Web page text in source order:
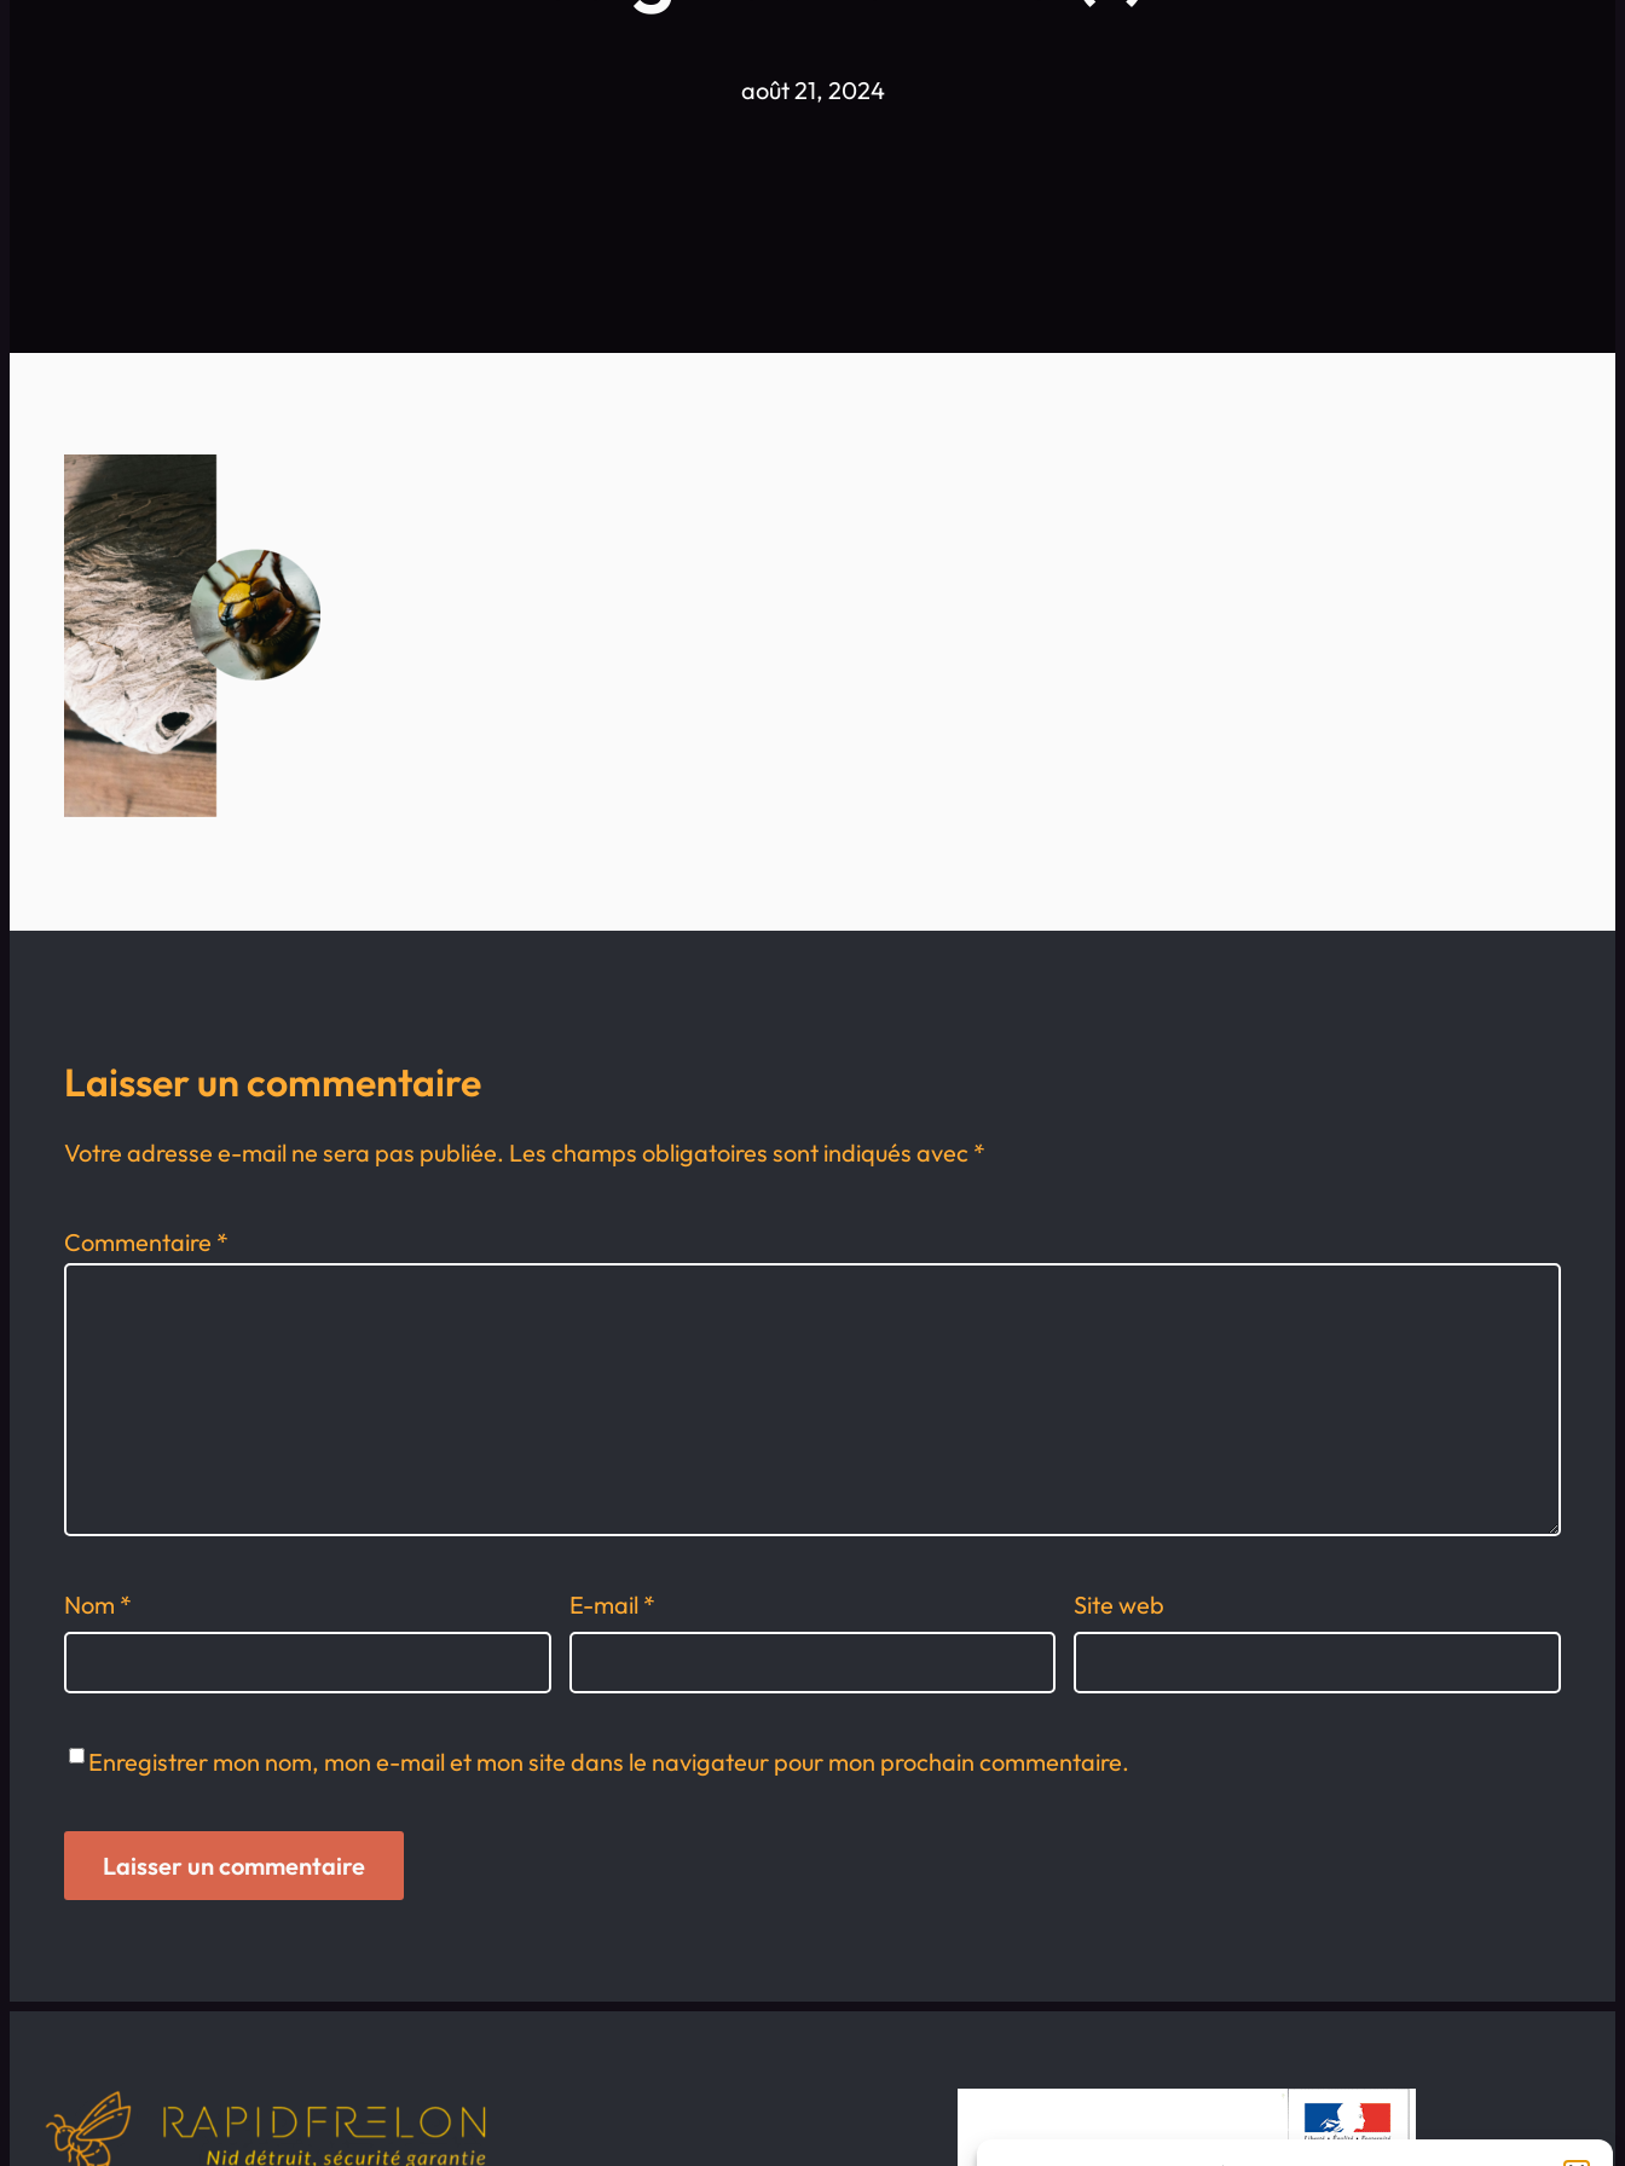
août 21, 2024
Laisser un commentaire
Votre adresse e-mail ne sera pas publiée. Les champs obligatoires sont indiqués avec *
Commentaire *
Nom * E-mail * Site web
Enregistrer mon nom, mon e-mail et mon site dans le navigateur pour mon prochain commentaire.